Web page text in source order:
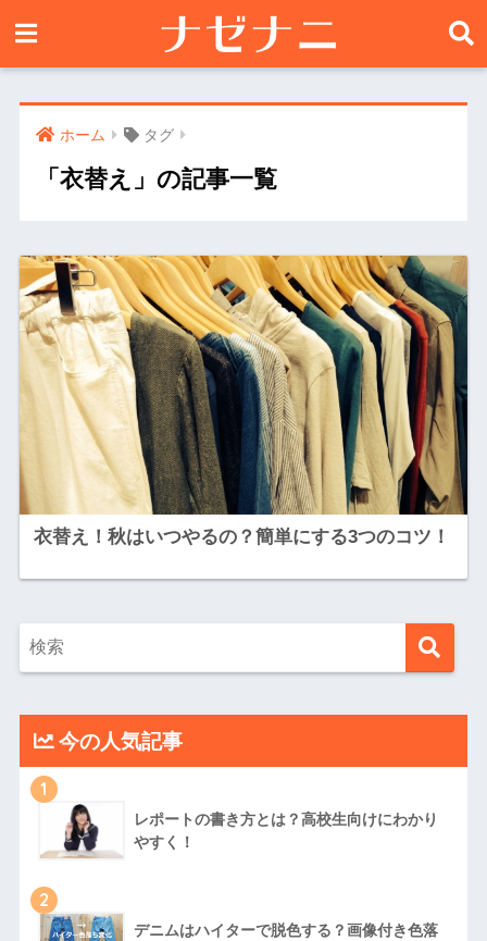
ホーム タグ
「衣替え」の記事一覧
衣替え！秋はいつやるの？簡単にする3つのコツ！
今の人気記事
1
レポートの書き方とは？高校生向けにわかり
やすく！
2
デニムはハイターで脱色する？画像付き色落